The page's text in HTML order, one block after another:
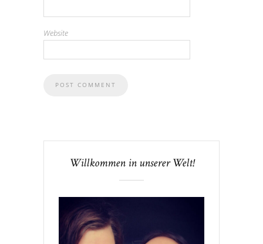
Website
Willkommen in unserer Welt!